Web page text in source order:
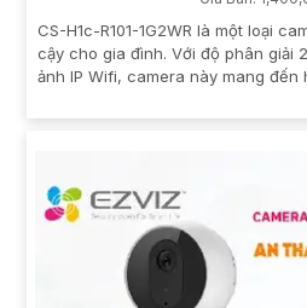
CS-H1c-R101-1G2WR là một loại
cậy cho gia đình. Với độ phân giải
ảnh IP Wifi, camera này mang đến